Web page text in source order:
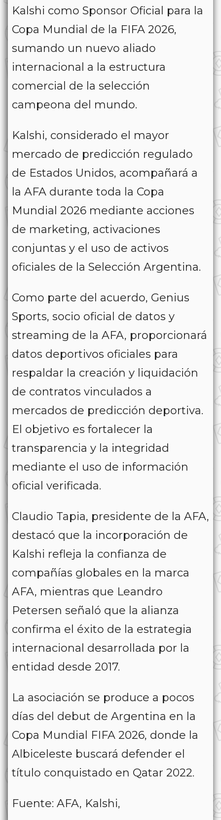
Kalshi como Sponsor Oficial para la
Copa Mundial de la FIFA 2026,
sumando un nuevo aliado
internacional a la estructura
comercial de la selección
campeona del mundo.
Kalshi, considerado el mayor
mercado de predicción regulado
de Estados Unidos, acompañará a
la AFA durante toda la Copa
Mundial 2026 mediante acciones
de marketing, activaciones
conjuntas y el uso de activos
oficiales de la Selección Argentina.
Como parte del acuerdo, Genius
Sports, socio oficial de datos y
streaming de la AFA, proporcionará
datos deportivos oficiales para
respaldar la creación y liquidación
de contratos vinculados a
mercados de predicción deportiva.
El objetivo es fortalecer la
transparencia y la integridad
mediante el uso de información
oficial verificada.
Claudio Tapia, presidente de la AFA,
destacó que la incorporación de
Kalshi refleja la confianza de
compañías globales en la marca
AFA, mientras que Leandro
Petersen señaló que la alianza
confirma el éxito de la estrategia
internacional desarrollada por la
entidad desde 2017.
La asociación se produce a pocos
días del debut de Argentina en la
Copa Mundial FIFA 2026, donde la
Albiceleste buscará defender el
título conquistado en Qatar 2022.
Fuente: AFA, Kalshi,